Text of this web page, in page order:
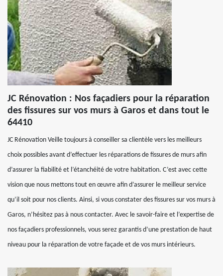
JC Rénovation : Nos façadiers pour la réparation
des fissures sur vos murs à Garos et dans tout le
64410
JC Rénovation Veille toujours à conseiller sa clientèle vers les meilleurs
choix possibles avant d’effectuer les réparations de fissures de murs afin
d’assurer la fiabilité et l’étanchéité de votre habitation. C’est avec cette
vision que nous mettons tout en œuvre afin d’assurer le meilleur service
qu’il soit pour nos clients. Ainsi, si vous constater des fissures sur vos murs à
Garos, n’hésitez pas à nous contacter. Avec le savoir-faire et l’expertise de
nos façadiers professionnels, vous serez garantis d’une prestation de haut
niveau pour la réparation de votre façade et de vos murs intérieurs.